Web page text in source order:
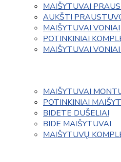
MAIŠYTUVAI
AUKŠTI
MAIŠYTUVAI VONIAI
POTINKINIAI
MAIŠYTUVAI
MAIŠYTUVAI
POTINKINIAI
BIDETE DUŠELIAI
BIDE MAIŠYTUVAI
MAIŠYTUVŲ